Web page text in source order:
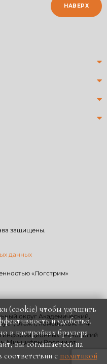
(cookie) чтобы улучшить
и удобство.
в настройках браузера.
вы соглашаетесь на
соответствии с политикой
НАВЕРХ
защищены.
данных
«Логстрим»
округ Академический,
1, этаж 1, помещ./ком. II-4
информационных технологий
Минцифры России от